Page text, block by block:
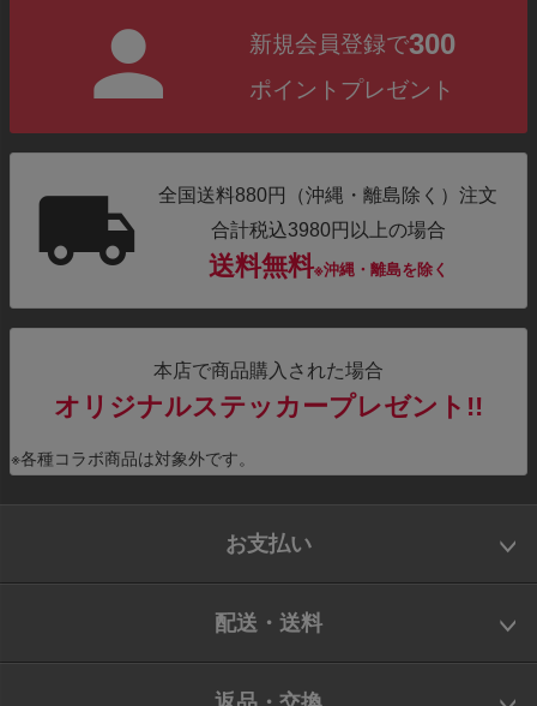
新規会員登録で300
ポイントプレゼント
全国送料880円（沖縄・離島除く）注文
合計税込3980円以上の場合
送料無料※沖縄・離島を除く
本店で商品購入された場合
オリジナルステッカープレゼント!!
※各種コラボ商品は対象外です。
お支払い
配送・送料